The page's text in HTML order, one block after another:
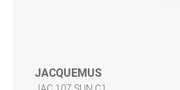
JACQUEMUS